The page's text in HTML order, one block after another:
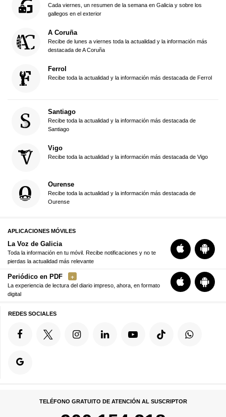
Cada viernes, un resumen de la semana en Galicia y sobre los
gallegos en el exterior
A Coruña
Recibe de lunes a viernes toda la actualidad y la información más
destacada de A Coruña
Ferrol
Recibe toda la actualidad y la información más destacada de Ferrol
Santiago
Recibe toda la actualidad y la información más destacada de
Santiago
Vigo
Recibe toda la actualidad y la información más destacada de Vigo
Ourense
Recibe toda la actualidad y la información más destacada de
Ourense
APLICACIONES MÓVILES
La Voz de Galicia
Toda la información en tu móvil. Recibe notificaciones y no te
pierdas la actualidad más relevante
Periódico en PDF
La experiencia de lectura del diario impreso, ahora, en formato
digital
REDES SOCIALES
TELÉFONO GRATUITO DE ATENCIÓN AL SUSCRIPTOR